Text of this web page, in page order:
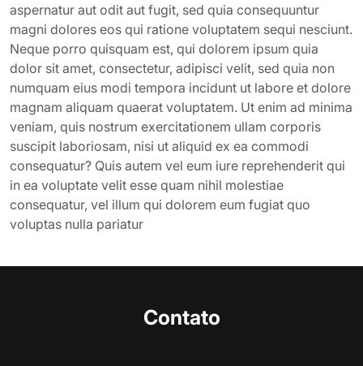
aspernatur aut odit aut fugit, sed quia consequuntur
magni dolores eos qui ratione voluptatem sequi nesciunt.
Neque porro quisquam est, qui dolorem ipsum quia
dolor sit amet, consectetur, adipisci velit, sed quia non
numquam eius modi tempora incidunt ut labore et dolore
magnam aliquam quaerat voluptatem. Ut enim ad minima
veniam, quis nostrum exercitationem ullam corporis
suscipit laboriosam, nisi ut aliquid ex ea commodi
consequatur? Quis autem vel eum iure reprehenderit qui
in ea voluptate velit esse quam nihil molestiae
consequatur, vel illum qui dolorem eum fugiat quo
voluptas nulla pariatur
Contato